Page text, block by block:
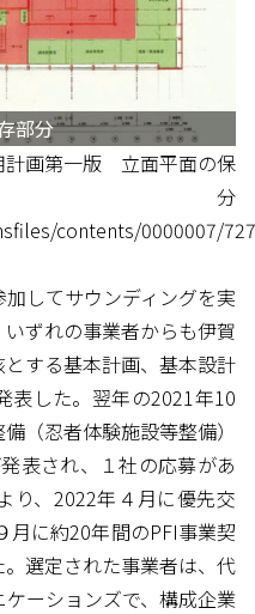
部分
計画第一版 立面平面の保
分
contents/0000007/
してサウンディングを実
ずれの事業者からも伊賀
する基本計画、基本設計
表した。翌年の2021年10
（忍者体験施設等整備）
表され、１社の応募があ
り、2022年４月に優先交
月に約20年間のPFI事業契
選定された事業者は、代
ーションズで、構成企業